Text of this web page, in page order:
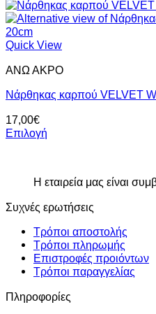
Αυτό
το
προϊόν
έχει
παραλλαγές.
επιλογές
να
επιλεγούν
προϊόντος
Quick View
ΑΝΩ ΑΚΡΟ
Nάρθηκας καρπού VELVET
17,00€
Επιλογή
παραλλαγές.
επιλογές
μπορούν
επιλεγούν
στη
σελίδα
Η εταιρεία μας είναι
Συχνές ερωτήσεις
Τρόποι αποστολής
Τρόποι πληρωμής
Επιστροφές προιόντων
Τρόποι παραγγελίας
Πληροφορίες